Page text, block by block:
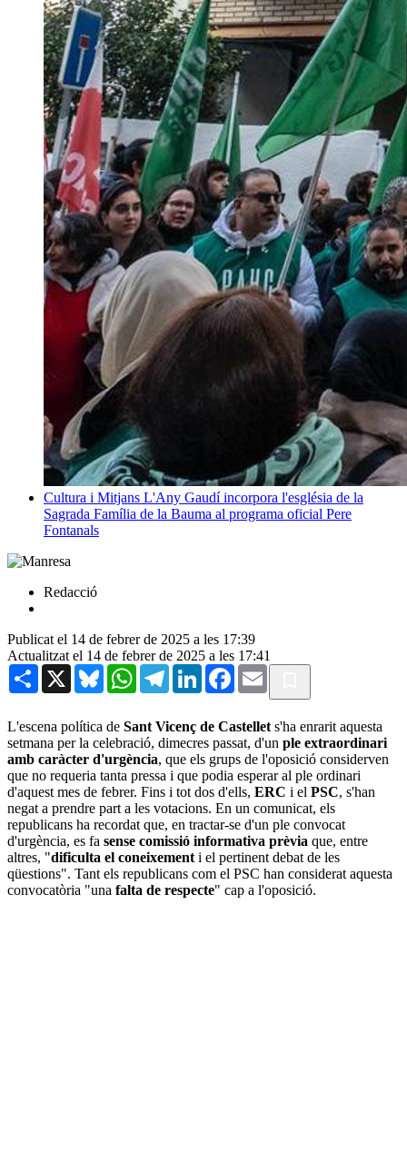
Cultura i Mitjans L'Any Gaudí incorpora l'església de la
Sagrada Família de la Bauma al programa oficial Pere
Fontanals
Redacció
Publicat el 14 de febrer de 2025 a les 17:39
Actualitzat el 14 de febrer de 2025 a les 17:41
Share X BlueskyWhatsAppTelegramLinkedInFacebook
Email
L'escena política de Sant Vicenç de Castellet s'ha enrarit aquesta
setmana per la celebració, dimecres passat, d'un ple extraordinari
amb caràcter d'urgència, que els grups de l'oposició considerven
que no requeria tanta pressa i que podia esperar al ple ordinari
d'aquest mes de febrer. Fins i tot dos d'ells, ERC i el PSC, s'han
negat a prendre part a les votacions. En un comunicat, els
republicans ha recordat que, en tractar-se d'un ple convocat
d'urgència, es fa sense comissió informativa prèvia que, entre
altres, "dificulta el coneixement i el pertinent debat de les
qüestions". Tant els republicans com el PSC han considerat aquesta
convocatòria "una falta de respecte" cap a l'oposició.